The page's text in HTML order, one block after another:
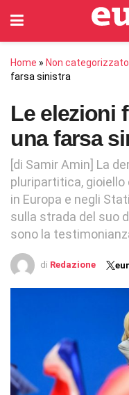
Home » Non categorizzato
farsa sinistra
Le elezioni
una farsa
[di Samir Amin] La
pluripartitica,
in Europa e negli
sulla strada del suo
sono la
di Redazione